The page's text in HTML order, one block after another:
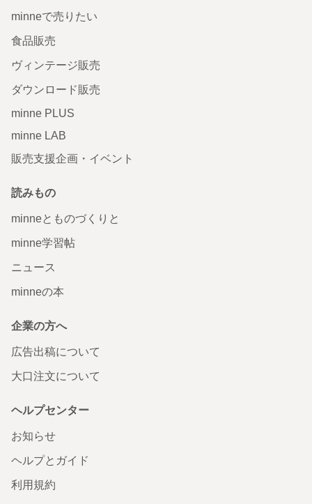
minneで売りたい
食品販売
ヴィンテージ販売
ダウンロード販売
minne PLUS
minne LAB
販売支援企画・イベント
読みもの
minneとものづくりと
minne学習帖
ニュース
minneの本
企業の方へ
広告出稿について
大口注文について
ヘルプセンター
お知らせ
ヘルプとガイド
利用規約